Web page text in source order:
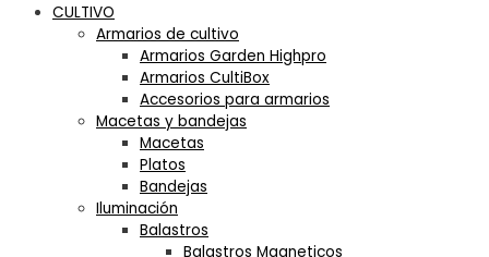
CULTIVO
Armarios de cultivo
Armarios Garden Highpro
Armarios CultiBox
Accesorios para armarios
Macetas y bandejas
Macetas
Platos
Bandejas
Iluminación
Balastros
Balastros Magneticos